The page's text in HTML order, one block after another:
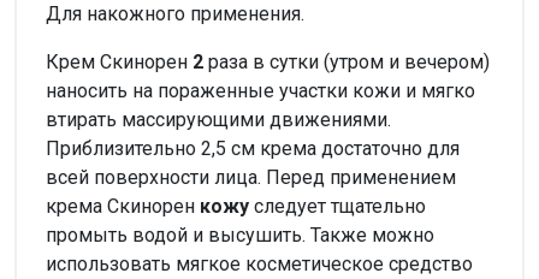
Для накожного применения.
Крем Скинорен 2 раза в сутки (утром и вечером)
наносить на пораженные участки кожи и мягко
втирать массирующими движениями.
Приблизительно 2,5 см крема достаточно для
всей поверхности лица. Перед применением
крема Скинорен кожу следует тщательно
промыть водой и высушить. Также можно
использовать мягкое косметическое средство